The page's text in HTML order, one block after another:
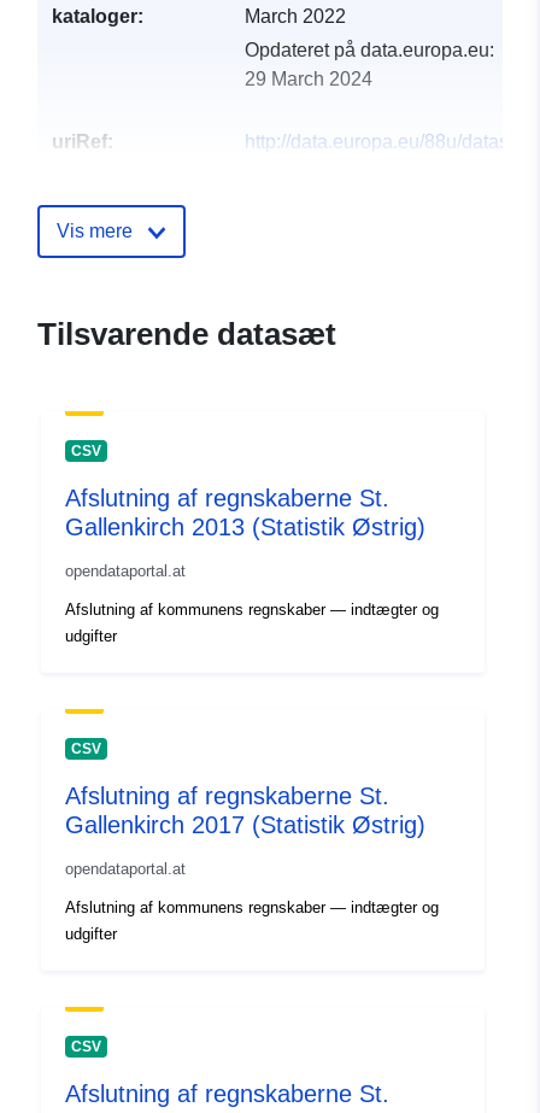
kataloger:
March 2022
Opdateret på data.europa.eu:
29 March 2024
uriRef:
http://data.europa.eu/88u/
Vis mere
Tilsvarende datasæt
CSV
Afslutning af regnskaberne St.
Gallenkirch 2013 (Statistik Østrig)
opendataportal.at
Afslutning af kommunens regnskaber — indtægter og
udgifter
CSV
Afslutning af regnskaberne St.
Gallenkirch 2017 (Statistik Østrig)
opendataportal.at
Afslutning af kommunens regnskaber — indtægter og
udgifter
CSV
Afslutning af regnskaberne St.